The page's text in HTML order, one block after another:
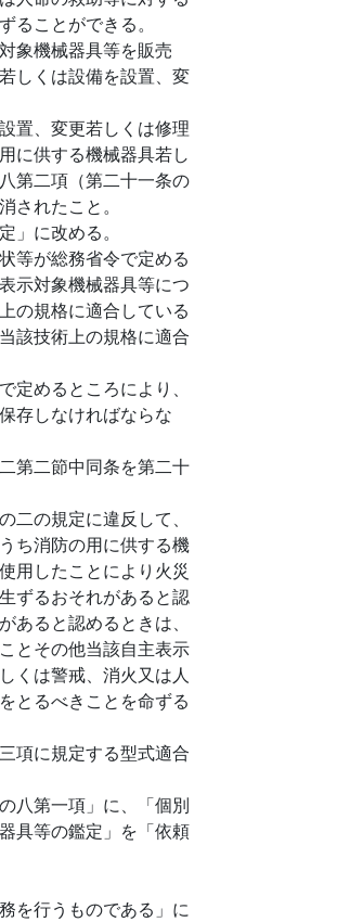
ことができる。
象機械器具等を販売
しくは設備を設置、変
置、変更若しくは修理
に供する機械器具若し
第二項（第二十一条の
れたこと。
に改める。
等が総務省令で定める
示対象機械器具等につ
の規格に適合している
該技術上の規格に適合
めるところにより、
存しなければならな
第二節中同条を第二十
の規定に違反して、
ち消防の用に供する機
用したことにより火災
ずるおそれがあると認
ると認めるときは、
とその他当該自主表示
くは警戒、消火又は人
とるべきことを命ずる
項に規定する型式適合
八第一項」に、「個別
具等の鑑定」を「依頼
を行うものである」に